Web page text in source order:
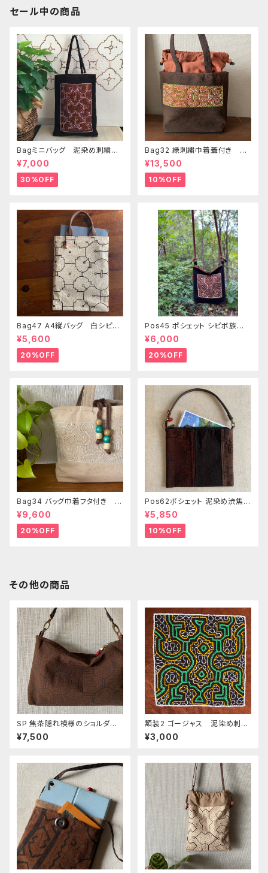
セール中の商品
Bagミニバッグ 泥染め刺繍
20x28cm iPadケース お出
かけバッグ 先住民族 工芸
手刺繍 Shipibo bag 手仕事
¥7,000
30%OFF
Bag32 緑刺繍巾着蓋付き 持
ち手裏泥染め無地 巾着蓋奄
美大島の車輪梅色 シピボバッ
ク
¥13,500
10%OFF
Bag47 A4縦バッグ 白シピボ
模様 シピボ族の泥染め
¥5,600
20%OFF
Pos45 ポシェット シピボ族の
泥染め刺繍のショルダー
¥6,000
20%OFF
Bag34 バッグ巾着フタ付き 薄
いピンク系ベージュ シピボ族の
手刺繍シャーベットカラー
¥9,600
20%OFF
Pos62ポシェット 泥染め渋焦茶
ファスナーポーチ 20x18cm
渋い泥染めアレンジ 男性用小
物入れ 暇の付け替え可能
¥5,850
10%OFF
その他の商品
SP 焦茶隠れ模様のショルダー
ポーチ 31.5x21cm 持ち手取
り変え可能 タブレットケース
¥7,500
額装2 ゴージャス 泥染め刺繍
フレーム入り シピボ族の泥染
め刺繍 アマゾン先住民族の工
¥3,000